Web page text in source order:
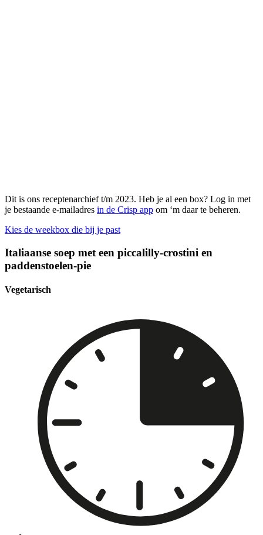
Dit is ons receptenarchief t/m 2023. Heb je al een box? Log in met
je bestaande e-mailadres in de Crisp app om ‘m daar te beheren.
Kies de weekbox die bij je past
Italiaanse soep met een piccalilly-crostini en
paddenstoelen-pie
Vegetarisch